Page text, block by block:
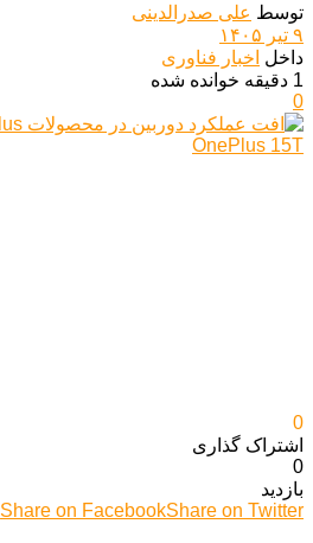
توسط علی صدرالدینی
۹ تیر ۱۴۰۵
داخل اخبار فناوری
1 دقیقه خوانده شده
0
0
اشتراک گذاری‌
0
بازدید
Share on FacebookShare on Twitter